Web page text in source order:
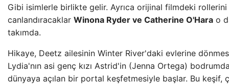
Gibi isimlerle birlikte gelir. Ayrıca orijinal filmdeki
canlandıracaklar Winona Ryder ve Catherine O'Hara o
takımda.
Hikaye, Deetz ailesinin Winter River'daki evlerine
Lydia'nın asi genç kızı Astrid'in (Jenna Ortega)
dünyaya açılan bir portal keşfetmesiyle başlar. Bu keşif,